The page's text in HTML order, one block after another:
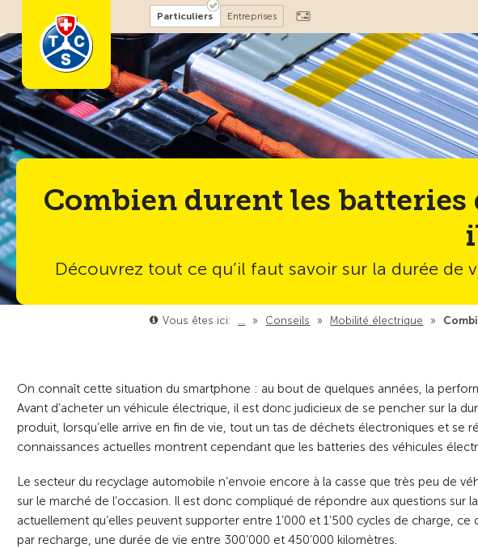
Particuliers Entreprises
Combien durent les
Découvrez tout ce qu’il faut savoir sur la durée de
Vous êtes ici: … » Conseils » Mobilité électrique »
On connaît cette situation du smartphone : au bout de quelques années, la
Avant d’acheter un véhicule électrique, il est donc judicieux de se pencher sur la
produit, lorsqu’elle arrive en fin de vie, tout un tas de déchets électroniques et se
connaissances actuelles montrent cependant que les batteries des véhicules
Le secteur du recyclage automobile n’envoie encore à la casse que très peu de
sur le marché de l’occasion. Il est donc compliqué de répondre aux questions sur
actuellement qu’elles peuvent supporter entre 1’000 et 1’500 cycles de charge,
par recharge, une durée de vie entre 300’000 et 450’000 kilomètres.